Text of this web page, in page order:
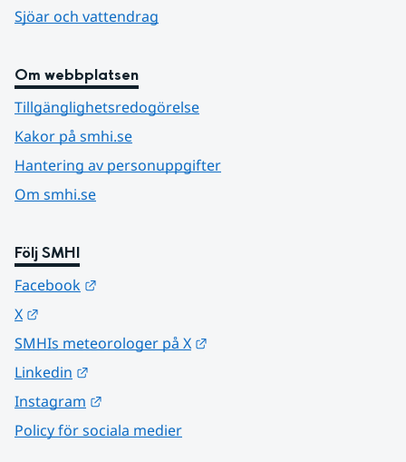
Sjöar och vattendrag
Om webbplatsen
Tillgänglighetsredogörelse
Kakor på smhi.se
Hantering av personuppgifter
Om smhi.se
Följ SMHI
Facebook
X
SMHIs meteorologer på X
Linkedin
Instagram
Policy för sociala medier